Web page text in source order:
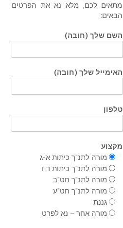
מתאים לכם, מלא נא את הפרטים
הבאים:
השם שלך (חובה)
האימייל שלך (חובה)
טלפון
מקצוע
מורה לתנ"ך כיתות א-ג
מורה לתנ"ך כיתות ד-ו
מורה לתנ"ך חט"ב
מורה לתנ"ך חט"ע
גננת
מורה אחר – נא לפרט